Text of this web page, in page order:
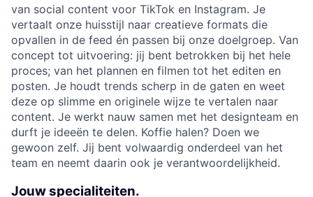
van social content voor TikTok en Instagram. Je
vertaalt onze huisstijl naar creatieve formats die
opvallen in de feed én passen bij onze doelgroep. Van
concept tot uitvoering: jij bent betrokken bij het hele
proces; van het plannen en filmen tot het editen en
posten. Je houdt trends scherp in de gaten en weet
deze op slimme en originele wijze te vertalen naar
content. Je werkt nauw samen met het designteam en
durft je ideeën te delen. Koffie halen? Doen we
gewoon zelf. Jij bent volwaardig onderdeel van het
team en neemt daarin ook je verantwoordelijkheid.
Jouw specialiteiten.